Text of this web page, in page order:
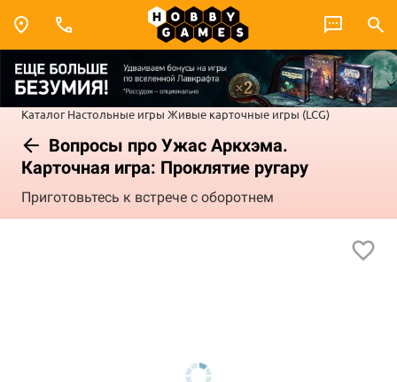
Каталог Настольные игры Живые карточные игры (LCG)
Вопросы про Ужас Аркхэма.
Карточная игра: Проклятие ругару
Приготовьтесь к встрече с оборотнем